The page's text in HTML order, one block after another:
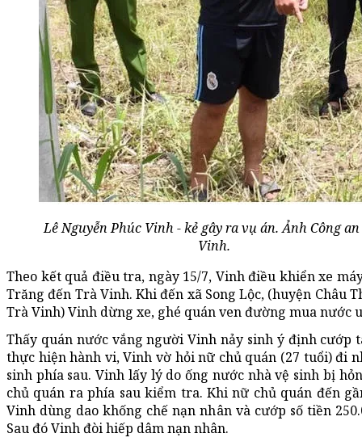
Lê Nguyễn Phúc Vinh - kẻ gây ra vụ án. Ảnh Công
Vinh.
Theo kết quả điều tra, ngày 15/7, Vinh điều khiển xe
Trăng đến Trà Vinh. Khi đến xã Song Lộc, (huyện Châu
Trà Vinh) Vinh dừng xe, ghé quán ven đường mua nước
Thấy quán nước vắng người Vinh nảy sinh ý định cướp
thực hiện hành vi, Vinh vờ hỏi nữ chủ quán (27 tuổi) đi
sinh phía sau. Vinh lấy lý do ống nước nhà vệ sinh bị
chủ quán ra phía sau kiểm tra. Khi nữ chủ quán đến
Vinh dùng dao khống chế nạn nhân và cướp số tiền
Sau đó Vinh đòi hiếp dâm nạn nhân.